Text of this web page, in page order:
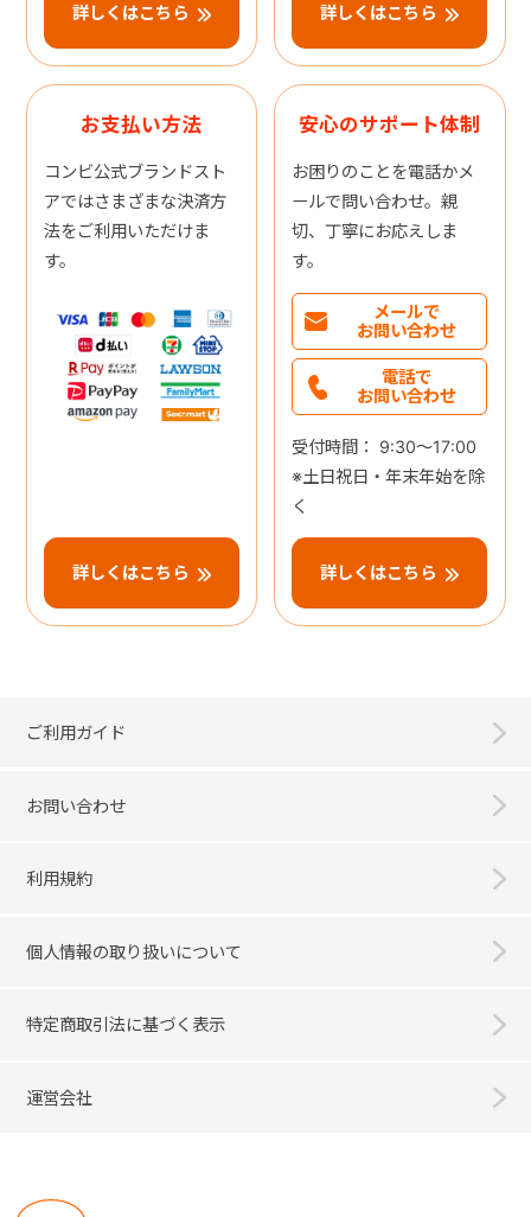
詳しくはこちら 詳しくはこちら
お支払い方法
コンビ公式ブランドスト
アではさまざまな決済方
法をご利用いただけま
す。
詳しくはこちら
安心のサポート体制
お困りのことを電話かメ
ールで問い合わせ。親
切、丁寧にお応えしま
す。
メールで
お問い合わせ
電話で
お問い合わせ
受付時間： 9:30～17:00
※土日祝日・年末年始を除
く
詳しくはこちら
ご利用ガイド
お問い合わせ
利用規約
個人情報の取り扱いについて
特定商取引法に基づく表示
運営会社